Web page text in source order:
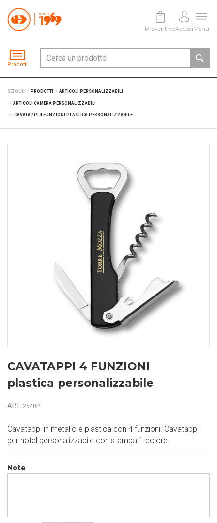
Prodotti
PreventivoAccediMenu
SEI QUI: PRODOTTI ARTICOLI PERSONALIZZABILI
ARTICOLI CAMERA PERSONALIZZABILI
CAVATAPPI 4 FUNZIONI PLASTICA PERSONALIZZABILE
CAVATAPPI 4 FUNZIONI
plastica personalizzabile
ART. 2540P
Cavatappi in metallo e plastica con 4 funzioni. Cavatappi
per hotel personalizzabile con stampa 1 colore.
Note